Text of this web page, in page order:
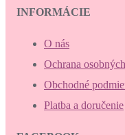
INFORMÁCIE
O nás
Ochrana
Obchodné
Platba a doručenie